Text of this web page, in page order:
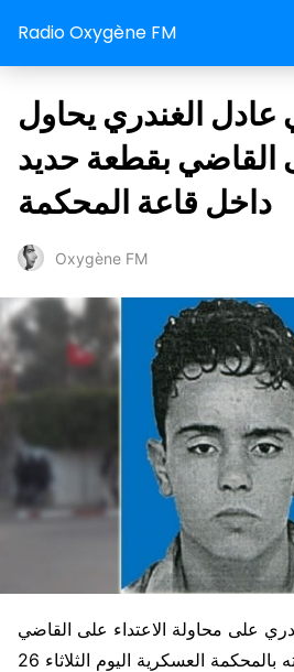
Radio Oxygène FM
عادل الغندري يحاول
القاضي بقطعة حديد
داخل قاعة المحكمة
Oxygène FM
على محاولة الاعتداء على القاضي
و ذلك أثناء جلسة محاكمته بالمحكمة العسكرية اليوم الثلاثاء 26